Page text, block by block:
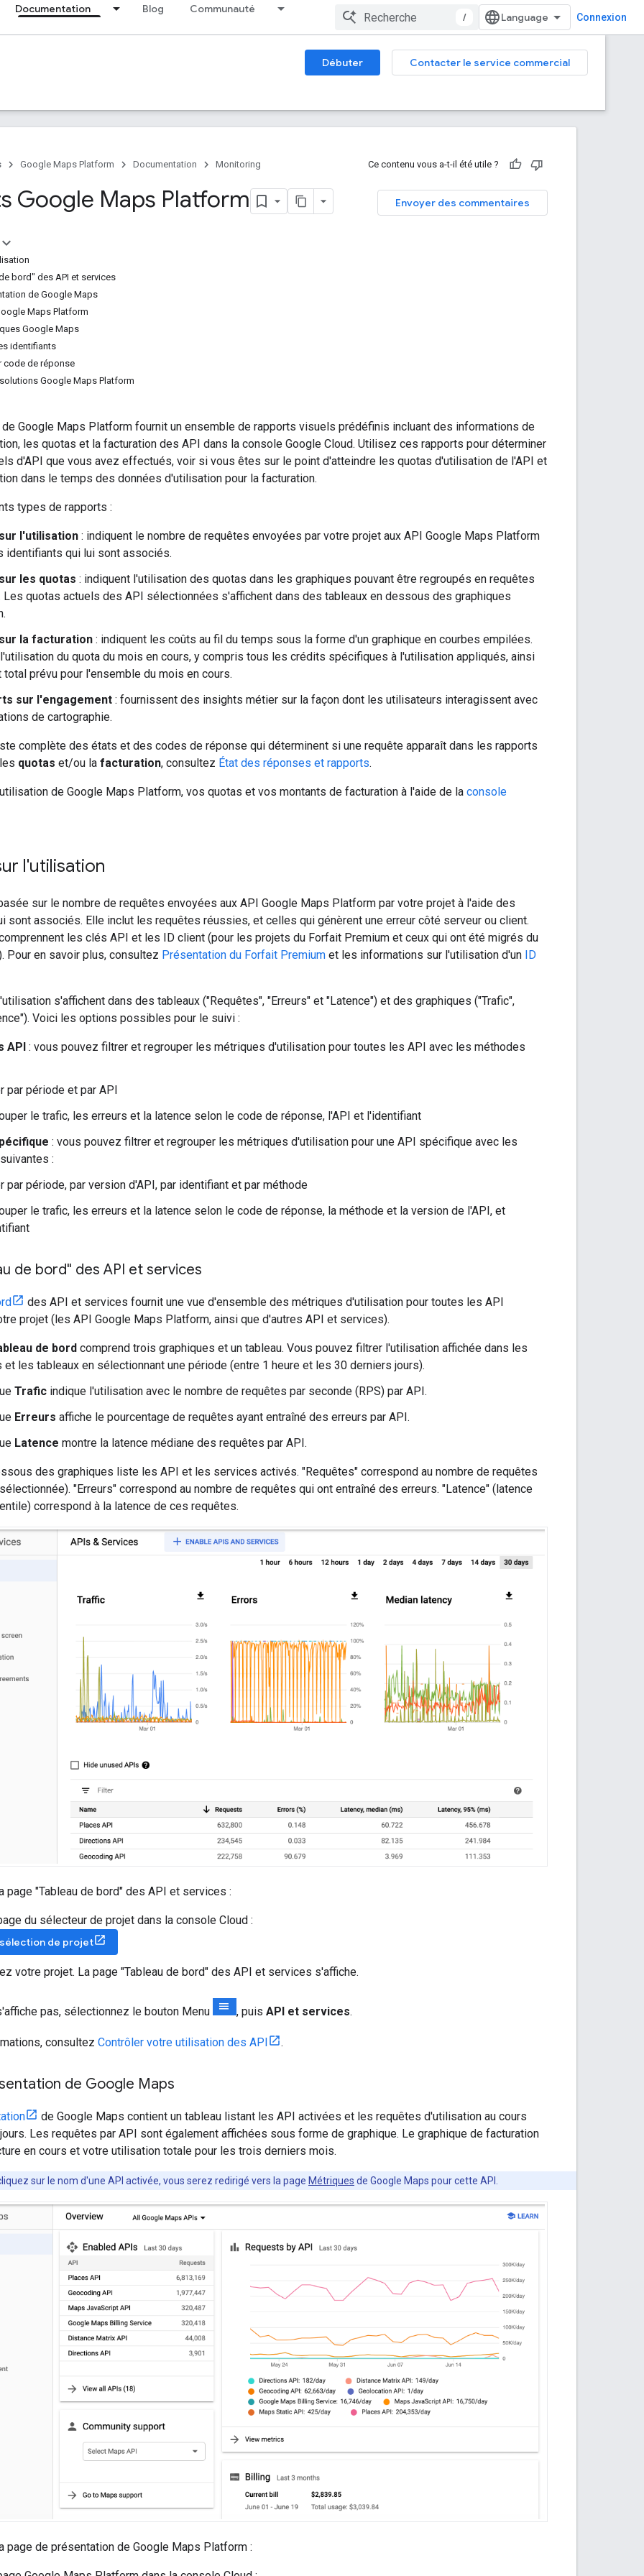
Documentation Blog Communauté
/ Connexion
Débuter
Contacter le service commercial
Google Maps Platform Documentation Monitoring Ce contenu vous a-t-il été utile ?
Envoyer des commentaires
Google Maps Platform
de bord" des API et services
de Google Maps
Maps Platform
Google Maps
identifiants
code de réponse
solutions Google Maps Platform
de Google Maps Platform fournit un ensemble de rapports visuels prédéfinis incluant des informations de
les quotas et la facturation des API dans la console Google Cloud. Utilisez ces rapports pour déterminer
d'API que vous avez effectués, voir si vous êtes sur le point d'atteindre les quotas d'utilisation de l'API et
dans le temps des données d'utilisation pour la facturation.
types de rapports :
sur l'utilisation : indiquent le nombre de requêtes envoyées par votre projet aux API Google Maps Platform
identifiants qui lui sont associés.
les quotas : indiquent l'utilisation des quotas dans les graphiques pouvant être regroupés en requêtes
Les quotas actuels des API sélectionnées s'affichent dans des tableaux en dessous des graphiques
sur la facturation : indiquent les coûts au fil du temps sous la forme d'un graphique en courbes empilées.
l'utilisation du quota du mois en cours, y compris tous les crédits spécifiques à l'utilisation appliqués, ainsi
total prévu pour l'ensemble du mois en cours.
sur l'engagement : fournissent des insights métier sur la façon dont les utilisateurs interagissent avec
de cartographie.
complète des états et des codes de réponse qui déterminent si une requête apparaît dans les rapports
quotas et/ou la facturation, consultez État des réponses et rapports.
utilisation de Google Maps Platform, vos quotas et vos montants de facturation à l'aide de la console
l'utilisation
sur le nombre de requêtes envoyées aux API Google Maps Platform par votre projet à l'aide des
sont associés. Elle inclut les requêtes réussies, et celles qui génèrent une erreur côté serveur ou client.
les clés API et les ID client (pour les projets du Forfait Premium et ceux qui ont été migrés du
Pour en savoir plus, consultez Présentation du Forfait Premium et les informations sur l'utilisation d'un ID
s'affichent dans des tableaux ("Requêtes", "Erreurs" et "Latence") et des graphiques ("Trafic",
Voici les options possibles pour le suivi :
API : vous pouvez filtrer et regrouper les métriques d'utilisation pour toutes les API avec les méthodes
par période et par API
le trafic, les erreurs et la latence selon le code de réponse, l'API et l'identifiant
: vous pouvez filtrer et regrouper les métriques d'utilisation pour une API spécifique avec les
:
par période, par version d'API, par identifiant et par méthode
le trafic, les erreurs et la latence selon le code de réponse, la méthode et la version de l'API, et
de bord" des API et services
des API et services fournit une vue d'ensemble des métriques d'utilisation pour toutes les API
projet (les API Google Maps Platform, ainsi que d'autres API et services).
de bord comprend trois graphiques et un tableau. Vous pouvez filtrer l'utilisation affichée dans les
et les tableaux en sélectionnant une période (entre 1 heure et les 30 derniers jours).
Trafic indique l'utilisation avec le nombre de requêtes par seconde (RPS) par API.
Erreurs affiche le pourcentage de requêtes ayant entraîné des erreurs par API.
Latence montre la latence médiane des requêtes par API.
des graphiques liste les API et les services activés. "Requêtes" correspond au nombre de requêtes
sélectionnée). "Erreurs" correspond au nombre de requêtes qui ont entraîné des erreurs. "Latence" (latence
correspond à la latence de ces requêtes.
page "Tableau de bord" des API et services :
du sélecteur de projet dans la console Cloud :
de projet
votre projet. La page "Tableau de bord" des API et services s'affiche.
pas, sélectionnez le bouton Menu , puisAPI et services.
consultez Contrôler votre utilisation des API .
de Google Maps
de Google Maps contient un tableau listant les API activées et les requêtes d'utilisation au cours
jours. Les requêtes par API sont également affichées sous forme de graphique. Le graphique de facturation
en cours et votre utilisation totale pour les trois derniers mois.
sur le nom d'une API activée, vous serez redirigé vers la page Métriques de Google Maps pour cette API.
page de présentation de Google Maps Platform :